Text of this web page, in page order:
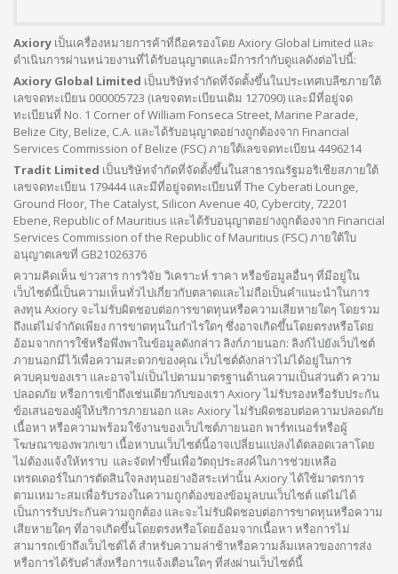
Axiory เป็นเครื่องหมายการค้าที่ถือครองโดย Axiory Global Limited และ
ดำเนินการผ่านหน่วยงานที่ได้รับอนุญาตและมีการกำกับดูแลดังต่อไปนี้:
Axiory Global Limited เป็นบริษัทจำกัดที่จัดตั้งขึ้นในประเทศเบลีซภายใต้
เลขจดทะเบียน 000005723 (เลขจดทะเบียนเดิม 127090) และมีที่อยู่จด
ทะเบียนที่ No. 1 Corner of William Fonseca Street, Marine Parade,
Belize City, Belize, C.A. และได้รับอนุญาตอย่างถูกต้องจาก Financial
Services Commission of Belize (FSC) ภายใต้เลขจดทะเบียน 4496214
Tradit Limited เป็นบริษัทจำกัดที่จัดตั้งขึ้นในสาธารณรัฐมอริเชียสภายใต้
เลขจดทะเบียน 179444 และมีที่อยู่จดทะเบียนที่ The Cyberati Lounge,
Ground Floor, The Catalyst, Silicon Avenue 40, Cybercity, 72201
Ebene, Republic of Mauritius และได้รับอนุญาตอย่างถูกต้องจาก Financial
Services Commission of the Republic of Mauritius (FSC) ภายใต้ใบ
อนุญาตเลขที่ GB21026376
ความคิดเห็น ข่าวสาร การวิจัย วิเคราะห์ ราคา หรือข้อมูลอื่นๆ ที่มีอยู่ใน
เว็บไซต์นี้เป็นความเห็นทั่วไปเกี่ยวกับตลาดและไม่ถือเป็นคำแนะนำในการ
ลงทุน Axiory จะไม่รับผิดชอบต่อการขาดทุนหรือความเสียหายใดๆ โดยรวม
ถึงแต่ไม่จำกัดเพียง การขาดทุนในกำไรใดๆ ซึ่งอาจเกิดขึ้นโดยตรงหรือโดย
อ้อมจากการใช้หรือพึ่งพาในข้อมูลดังกล่าว ลิงก์ภายนอก: ลิงก์ไปยังเว็บไซต์
ภายนอกมีไว้เพื่อความสะดวกของคุณ เว็บไซต์ดังกล่าวไม่ได้อยู่ในการ
ควบคุมของเรา และอาจไม่เป็นไปตามมาตรฐานด้านความเป็นส่วนตัว ความ
ปลอดภัย หรือการเข้าถึงเช่นเดียวกับของเรา Axiory ไม่รับรองหรือรับประกัน
ข้อเสนอของผู้ให้บริการภายนอก และ Axiory ไม่รับผิดชอบต่อความปลอดภัย
เนื้อหา หรือความพร้อมใช้งานของเว็บไซต์ภายนอก พาร์ทเนอร์หรือผู้
โฆษณาของพวกเขา เนื้อหาบนเว็บไซต์นี้อาจเปลี่ยนแปลงได้ตลอดเวลาโดย
ไม่ต้องแจ้งให้ทราบ และจัดทำขึ้นเพื่อวัตถุประสงค์ในการช่วยเหลือ
เทรดเดอร์ในการตัดสินใจลงทุนอย่างอิสระเท่านั้น Axiory ได้ใช้มาตรการ
ตามเหมาะสมเพื่อรับรองในความถูกต้องของข้อมูลบนเว็บไซต์ แต่ไม่ได้
เป็นการรับประกันความถูกต้อง และจะไม่รับผิดชอบต่อการขาดทุนหรือความ
เสียหายใดๆ ที่อาจเกิดขึ้นโดยตรงหรือโดยอ้อมจากเนื้อหา หรือการไม่
สามารถเข้าถึงเว็บไซต์ได้ สำหรับความล่าช้าหรือความล้มเหลวของการส่ง
หรือการได้รับคำสั่งหรือการแจ้งเตือนใดๆ ที่ส่งผ่านเว็บไซต์นี้